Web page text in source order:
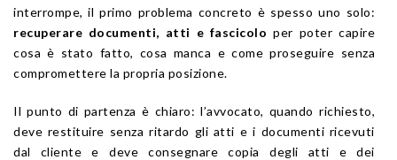
interrompe, il primo problema concreto è spesso uno solo:
recuperare documenti, atti e fascicolo per poter capire
cosa è stato fatto, cosa manca e come proseguire senza
compromettere la propria posizione.
Il punto di partenza è chiaro: l’avvocato, quando richiesto,
deve restituire senza ritardo gli atti e i documenti ricevuti
dal cliente e deve consegnare copia degli atti e dei